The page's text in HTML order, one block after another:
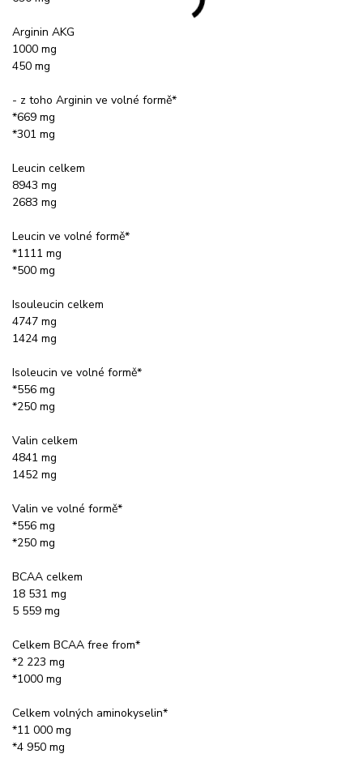
Arginin AKG
1000 mg
450 mg
- z toho Arginin ve volné formě*
*669 mg
*301 mg
Leucin celkem
8943 mg
2683 mg
Leucin ve volné formě*
*1111 mg
*500 mg
Isouleucin celkem
4747 mg
1424 mg
Isoleucin ve volné formě*
*556 mg
*250 mg
Valin celkem
4841 mg
1452 mg
Valin ve volné formě*
*556 mg
*250 mg
BCAA celkem
18 531 mg
5 559 mg
Celkem BCAA free from*
*2 223 mg
*1000 mg
Celkem volných aminokyselin*
*11 000 mg
*4 950 mg